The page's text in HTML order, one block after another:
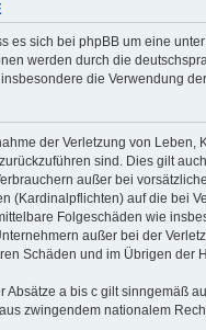
es sich bei phpBB um eine unter
werden durch die
die Verwendung
der Verletzung von
sind. Dies gilt
außer bei
(Kardinalpflichten) auf die bei
Folgeschäden wie
außer bei der
Schäden und im Übrigen der
Absätze a bis c gilt sinngemäß
zwingendem nationalem